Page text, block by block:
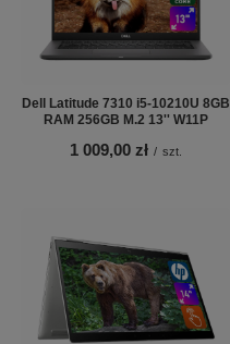
Dell Latitude 7310 i5-10210U 8GB
RAM 256GB M.2 13'' W11P
1 009,00 zł / szt.